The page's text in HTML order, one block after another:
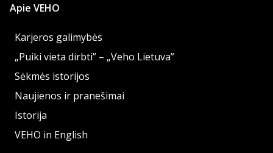
Apie VEHO
Karjeros galimybės
„Puiki vieta dirbti” – „Veho Lietuva”
Sėkmės istorijos
Naujienos ir pranešimai
Istorija
VEHO in English